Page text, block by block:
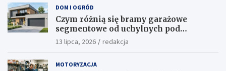
DOM I OGRÓD
Czym różnią się bramy garażowe
segmentowe od uchylnych pod
względem funkcjonalności?
13 lipca, 2026 redakcja
MOTORYZACJA